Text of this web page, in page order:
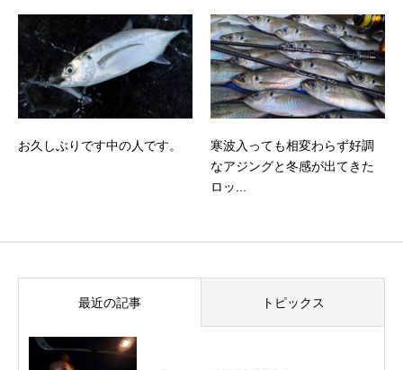
お久しぶりです中の人です。
寒波入っても相変わらず好調
なアジングと冬感が出てきた
ロッ...
最近の記事 トピックス